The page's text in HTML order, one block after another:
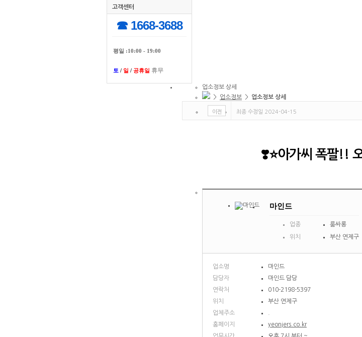
고객센터
☎ 1668-3688
평일 :10:00 - 19:00
토 / 일 / 공휴일 휴무
업소정보 상세
> 업소정보 > 업소정보 상세
이전 최종 수정일 2024-04-15
❣️⭐아가씨 폭팔!!
마인드
업종 룸싸롱
위치 부산 연제구
업소명
마인드
담당자
마인드 담당
연락처
010-2198-5397
위치
부산 연제구
업체주소
홈페이지
yeonjers.co.kr